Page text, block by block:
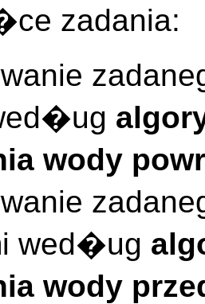
zadania:
wody
wed�ug
wody